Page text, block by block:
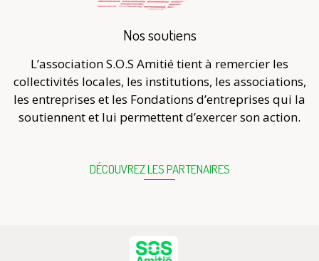
Nos soutiens
L’association S.O.S Amitié tient à remercier les
collectivités locales, les institutions, les associations,
les entreprises et les Fondations d’entreprises qui la
soutiennent et lui permettent d’exercer son action.
DÉCOUVREZ LES PARTENAIRES